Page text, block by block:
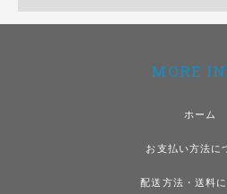
MORE
ホーム
お支払い方法に
配送方法・送料